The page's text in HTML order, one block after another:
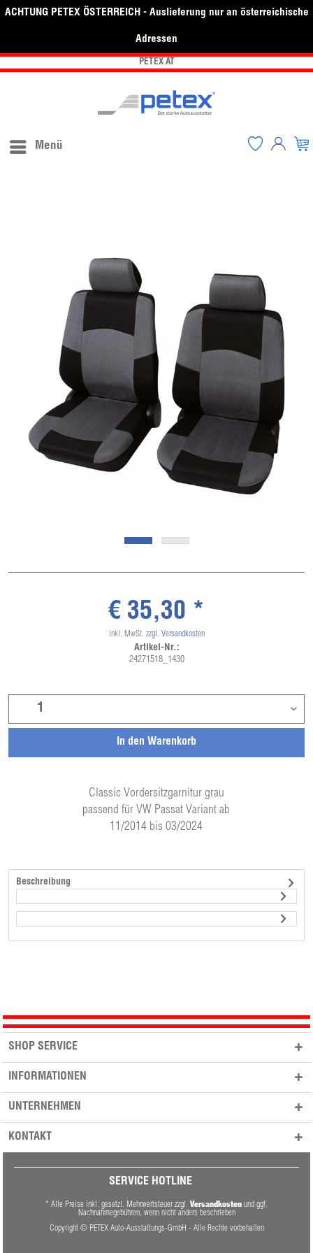
ACHTUNG PETEX ÖSTERREICH - Auslieferung nur an österreichische
Adressen
PETEX AT
Menü
Classic Vordersitzgarnitur grau
passend für VW Passat Variant ab
11/2014 bis 03/2024
In den Warenkorb
€ 35,30 *
inkl. MwSt. zzgl. Versandkosten
Artikel-Nr.:
24271518_1430
Beschreibung
SHOP SERVICE
INFORMATIONEN
UNTERNEHMEN
KONTAKT
SERVICE HOTLINE
* Alle Preise inkl. gesetzl. Mehrwertsteuer zzgl. Versandkosten und ggf.
Nachnahmegebühren, wenn nicht anders beschrieben
Copyright © PETEX Auto-Ausstattungs-GmbH - Alle Rechte vorbehalten